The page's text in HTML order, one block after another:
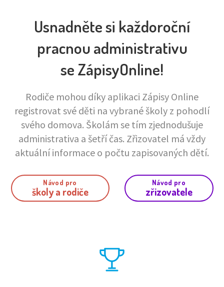
Usnadněte si každoroční
pracnou administrativu
se ZápisyOnline!
Rodiče mohou díky aplikaci Zápisy Online
registrovat své děti na vybrané školy z pohodlí
svého domova. Školám se tím zjednodušuje
administrativa a šetří čas. Zřizovatel má vždy
aktuální informace o počtu zapisovaných dětí.
Návod pro
školy a rodiče
Návod pro
zřizovatele